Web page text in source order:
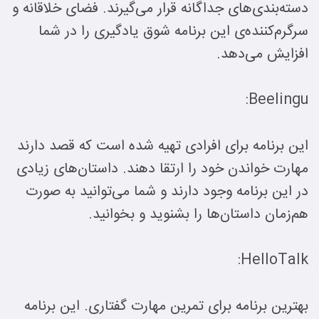
دسته‌بندی‌های جداگانه قرار می‌گیرند. فضای خلاقانه و
سرگرم‌کننده‌ی این برنامه شوق یادگیری را در شما
افزایش می‌دهد.
Beelingu:
این برنامه برای افرادی تهیه شده است که قصد دارند
مهارت خواندن خود را ارتقا دهند. داستان‌های زیادی
در این برنامه وجود دارند و شما می‌توانید به صورت
هم‌زمان داستان‌ها را بشنوید و بخوانید.
HelloTalk:
بهترین برنامه برای تمرین مهارت گفتاری. این برنامه